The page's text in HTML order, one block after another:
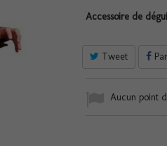
Accessoire de
Tweet
Aucun point